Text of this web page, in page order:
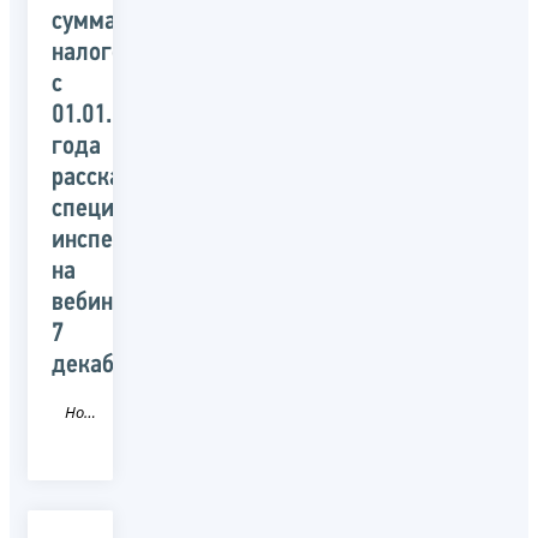
суммах
налогов
с
01.01.2024
года
расскажут
специалисты
инспекции
на
вебинаре
7
декабря
Новость